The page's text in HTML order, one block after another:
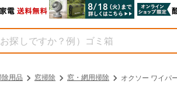
用品 窓掃除 窓・網用掃除 オクソー ワイパ